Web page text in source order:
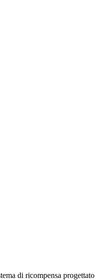
di ricompensa progettato